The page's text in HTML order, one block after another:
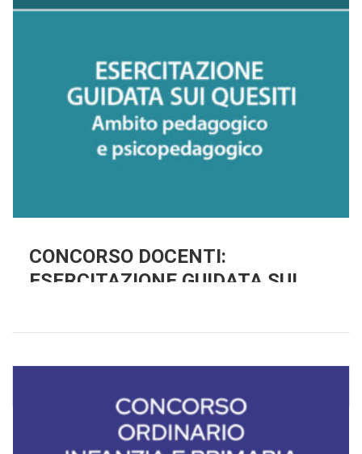
CONCORSO DOCENTI:
ESERCITAZIONE GUIDATA SUI
PSICOPEDAGOGICO